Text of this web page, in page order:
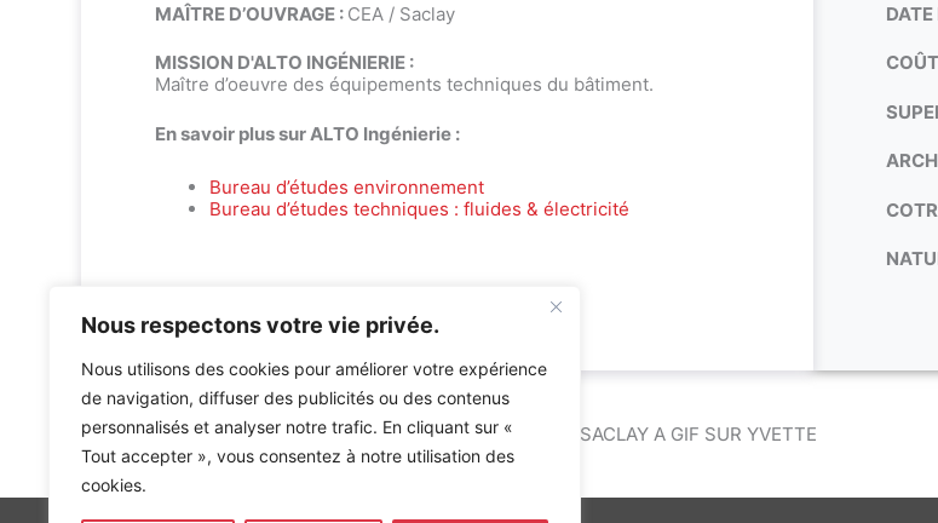
Nous respectons votre vie privée.
Nous utilisons des cookies pour améliorer votre expérience
de navigation, diffuser des publicités ou des contenus
personnalisés et analyser notre trafic. En cliquant sur «
Tout accepter », vous consentez à notre utilisation des
cookies.
DATE
MAÎTRE D’OUVRAGE : CEA / Saclay
MISSION D'ALTO INGÉNIERIE :
Maître d’oeuvre des équipements techniques du bâtiment.
En savoir plus sur ALTO Ingénierie :
Bureau d’études environnement
Bureau d’études techniques : fluides & électricité
Accueil»Références»RESTAURANT 1 SUR LE SITE DU CEA SACLAY A GIF SUR YVETTE